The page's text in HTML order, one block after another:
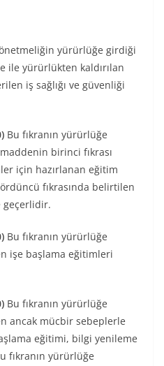
yürürlüğe girdiği
ile yürürlükten kaldırılan
iş sağlığı ve güvenliği
Bu fıkranın yürürlüğe
birinci fıkrası
için hazırlanan eğitim
fıkrasında belirtilen
geçerlidir.
Bu fıkranın yürürlüğe
işe başlama eğitimleri
Bu fıkranın yürürlüğe
ancak mücbir sebeplerle
eğitimi, bilgi yenileme
fıkranın yürürlüğe